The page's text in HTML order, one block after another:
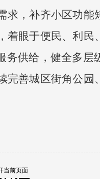
，补齐小区功
眼于便民、利
供给，健全多
善城区街角公园
当前页面